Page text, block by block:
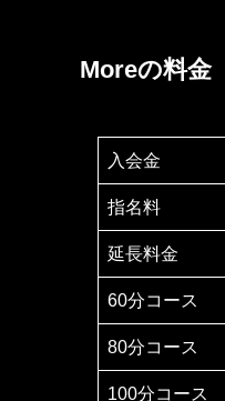
Moreの料金
入会金
指名料
延長料金
60分コース
80分コース
100分コース